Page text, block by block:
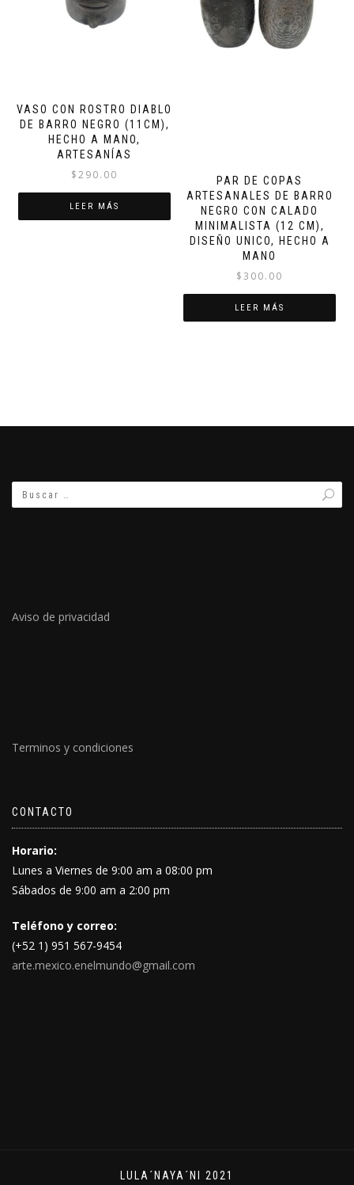
VASO CON ROSTRO DIABLO
DE BARRO NEGRO (11CM),
HECHO A MANO,
ARTESANÍAS
$290.00
LEER MÁS
PAR DE COPAS
ARTESANALES DE BARRO
NEGRO CON CALADO
MINIMALISTA (12 CM),
DISEÑO UNICO, HECHO A
MANO
$300.00
LEER MÁS
Aviso de privacidad
Terminos y condiciones
CONTACTO
Horario:
Lunes a Viernes de 9:00 am a 08:00 pm
Sábados de 9:00 am a 2:00 pm
Teléfono y correo:
(+52 1) 951 567-9454
arte.mexico.enelmundo@gmail.com
LULA´NAYA´NI 2021